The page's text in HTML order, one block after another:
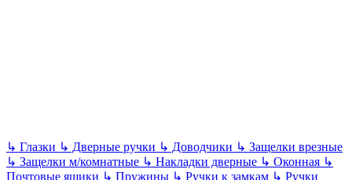
↳ Глазки ↳ Дверные ручки ↳ Доводчики ↳ Защелки врезные
↳ Защелки м/комнатные ↳ Накладки дверные ↳ Оконная ↳
Почтовые ящики ↳ Пружины ↳ Ручки к замкам ↳ Ручки